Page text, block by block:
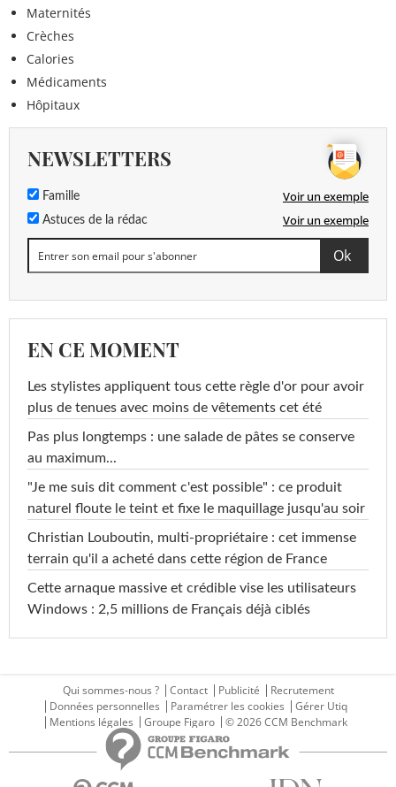
Maternités
Crèches
Calories
Médicaments
Hôpitaux
NEWSLETTERS
Famille Voir un exemple
Astuces de la rédac Voir un exemple
EN CE MOMENT
Les stylistes appliquent tous cette règle d'or pour avoir
plus de tenues avec moins de vêtements cet été
Pas plus longtemps : une salade de pâtes se conserve
au maximum...
"Je me suis dit comment c'est possible" : ce produit
naturel floute le teint et fixe le maquillage jusqu'au soir
Christian Louboutin, multi-propriétaire : cet immense
terrain qu'il a acheté dans cette région de France
Cette arnaque massive et crédible vise les utilisateurs
Windows : 2,5 millions de Français déjà ciblés
Qui sommes-nous ? Contact Publicité
Recrutement
Données personnelles
Paramétrer les cookies
Gérer Utiq
Mentions légales
Groupe Figaro © 2026 CCM Benchmark